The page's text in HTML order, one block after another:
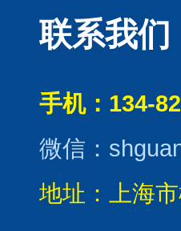
联系我们
手机：134-
微信：
地址：上海